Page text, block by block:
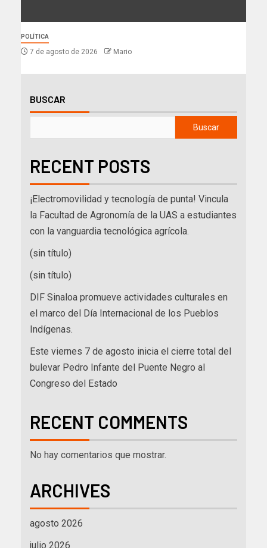
POLÍTICA
7 de agosto de 2026 Mario
BUSCAR
Buscar
RECENT POSTS
¡Electromovilidad y tecnología de punta! Vincula
la Facultad de Agronomía de la UAS a estudiantes
con la vanguardia tecnológica agrícola.
(sin título)
(sin título)
DIF Sinaloa promueve actividades culturales en
el marco del Día Internacional de los Pueblos
Indígenas.
Este viernes 7 de agosto inicia el cierre total del
bulevar Pedro Infante del Puente Negro al
Congreso del Estado
RECENT COMMENTS
No hay comentarios que mostrar.
ARCHIVES
agosto 2026
julio 2026